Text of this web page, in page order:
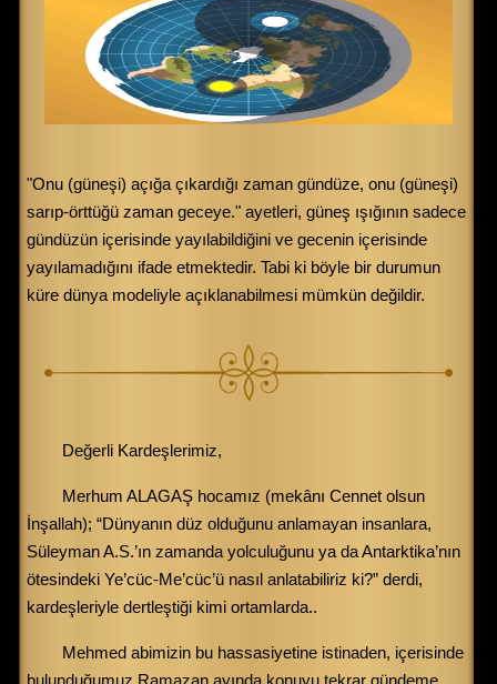
"Onu (güneşi) açığa çıkardığı zaman gündüze, onu (güneşi)
sarıp-örttüğü zaman geceye." ayetleri, güneş ışığının sadece
gündüzün içerisinde yayılabildiğini ve gecenin içerisinde
yayılamadığını ifade etmektedir. Tabi ki böyle bir durumun
küre dünya modeliyle açıklanabilmesi mümkün değildir.
Değerli Kardeşlerimiz,
Merhum ALAGAŞ hocamız (mekânı Cennet olsun
İnşallah); “Dünyanın düz olduğunu anlamayan insanlara,
Süleyman A.S.’ın zamanda yolculuğunu ya da Antarktika’nın
ötesindeki Ye’cüc-Me’cüc’ü nasıl anlatabiliriz ki?” derdi,
kardeşleriyle dertleştiği kimi ortamlarda..
Mehmed abimizin bu hassasiyetine istinaden, içerisinde